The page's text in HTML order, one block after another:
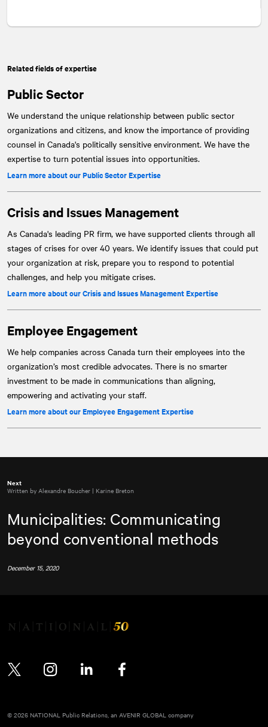
Related fields of expertise
Public Sector
We understand the unique relationship between public sector
organizations and citizens, and know the importance of providing
counsel in Canada's politically sensitive environment. We have the
expertise to turn potential issues into opportunities.
Learn more about our Public Sector Expertise
Crisis and Issues Management
As Canada's leading PR firm, we have supported clients through all
stages of crises for over 40 years. We identify issues that could put
your organization at risk, prepare you to respond to potential
challenges, and help you mitigate crises.
Learn more about our Crisis and Issues Management Expertise
Employee Engagement
We help companies across Canada turn their employees into the
organization’s most credible advocates. There is no smarter
investment to be made in communications than aligning,
empowering and activating your staff.
Learn more about our Employee Engagement Expertise
Next
Written by Alexandre Boucher | Karine Breton
Municipalities: Communicating
beyond conventional methods
December 15, 2020
© 2026 NATIONAL Public Relations, an AVENIR GLOBAL company